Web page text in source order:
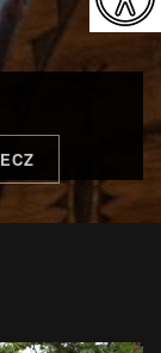
ITALIANO
日本語